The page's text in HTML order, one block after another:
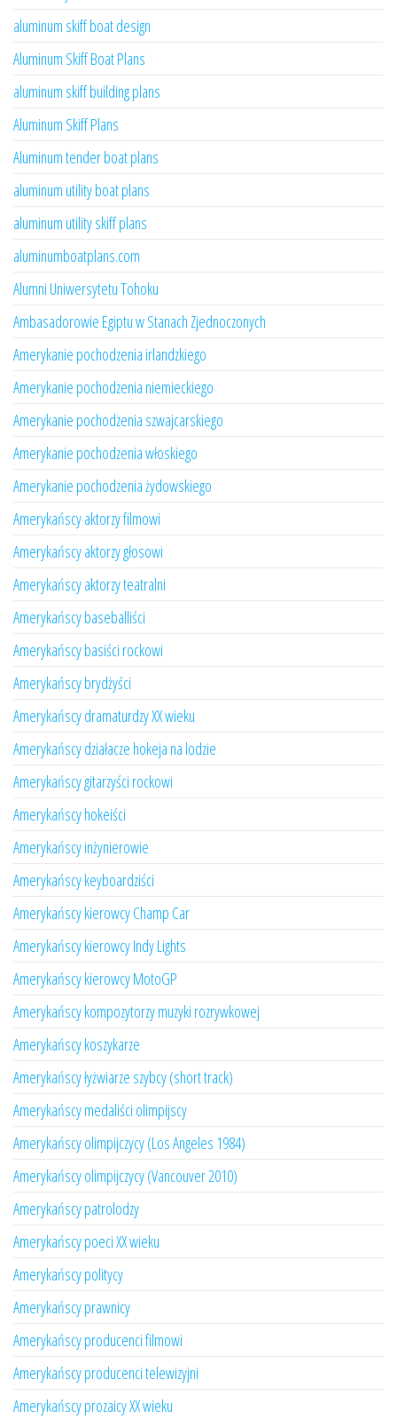
aluminum skiff boat design
Aluminum Skiff Boat Plans
aluminum skiff building plans
Aluminum Skiff Plans
Aluminum tender boat plans
aluminum utility boat plans
aluminum utility skiff plans
aluminumboatplans.com
Alumni Uniwersytetu Tohoku
Ambasadorowie Egiptu w Stanach Zjednoczonych
Amerykanie pochodzenia irlandzkiego
Amerykanie pochodzenia niemieckiego
Amerykanie pochodzenia szwajcarskiego
Amerykanie pochodzenia włoskiego
Amerykanie pochodzenia żydowskiego
Amerykańscy aktorzy filmowi
Amerykańscy aktorzy głosowi
Amerykańscy aktorzy teatralni
Amerykańscy baseballiści
Amerykańscy basiści rockowi
Amerykańscy brydżyści
Amerykańscy dramaturdzy XX wieku
Amerykańscy działacze hokeja na lodzie
Amerykańscy gitarzyści rockowi
Amerykańscy hokeiści
Amerykańscy inżynierowie
Amerykańscy keyboardziści
Amerykańscy kierowcy Champ Car
Amerykańscy kierowcy Indy Lights
Amerykańscy kierowcy MotoGP
Amerykańscy kompozytorzy muzyki rozrywkowej
Amerykańscy koszykarze
Amerykańscy łyżwiarze szybcy (short track)
Amerykańscy medaliści olimpijscy
Amerykańscy olimpijczycy (Los Angeles 1984)
Amerykańscy olimpijczycy (Vancouver 2010)
Amerykańscy patrolodzy
Amerykańscy poeci XX wieku
Amerykańscy politycy
Amerykańscy prawnicy
Amerykańscy producenci filmowi
Amerykańscy producenci telewizyjni
Amerykańscy prozaicy XX wieku